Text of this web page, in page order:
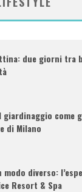
due giorni tra
come
di Milano
modo diverso:
Resort & Spa